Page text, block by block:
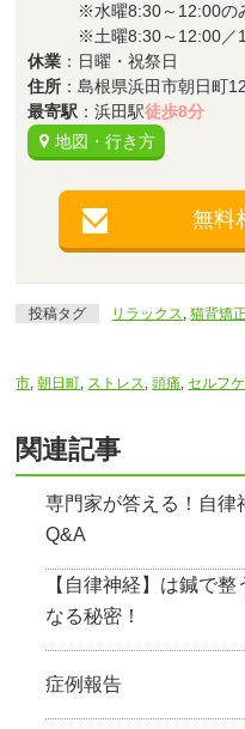
※水曜8:30～12:00の
※土曜8:30～12:00／
休業 ：日曜・祝祭日
住所 ：島根県浜田市朝日町
最寄駅 ：浜田駅徒歩8分
地図・行き方
無料
投稿タグ リラックス,猫背矯正
市,朝日町, ストレス,頭痛,セルフ
関連記事
専門家が答える！自律
Q&A
【自律神経】は鍼で
なる秘密！
症例報告